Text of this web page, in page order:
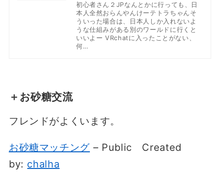
初心者さん２JPなんとかに行っても、日
本人全然おらんやんけーテトラちゃんそ
ういった場合は、日本人しか入れないよ
うな仕組みがある別のワールドに行くと
いいよー VRchatに入ったことがない、
何…
＋お砂糖交流
フレンドがよくいます。
お砂糖マッチング – Public Created
by: chalha